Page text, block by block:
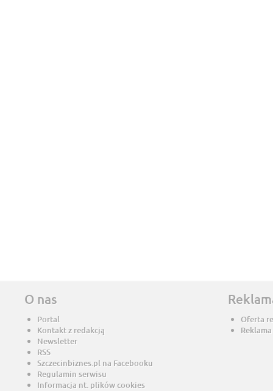
O nas
Portal
Kontakt z redakcją
Newsletter
RSS
Szczecinbiznes.pl na Facebooku
Regulamin serwisu
Informacja nt. plików cookies
Oferta